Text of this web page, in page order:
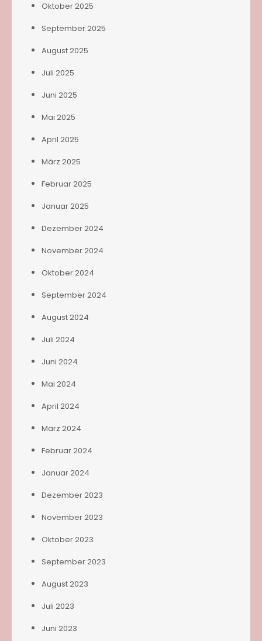
Oktober 2025
September 2025
August 2025
Juli 2025
Juni 2025
Mai 2025
April 2025
März 2025
Februar 2025
Januar 2025
Dezember 2024
November 2024
Oktober 2024
September 2024
August 2024
Juli 2024
Juni 2024
Mai 2024
April 2024
März 2024
Februar 2024
Januar 2024
Dezember 2023
November 2023
Oktober 2023
September 2023
August 2023
Juli 2023
Juni 2023